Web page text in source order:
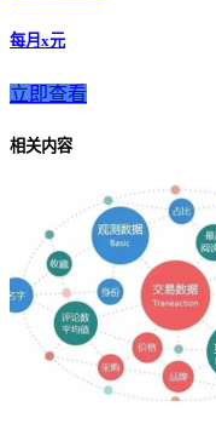
每月x元
立即查看
相关内容